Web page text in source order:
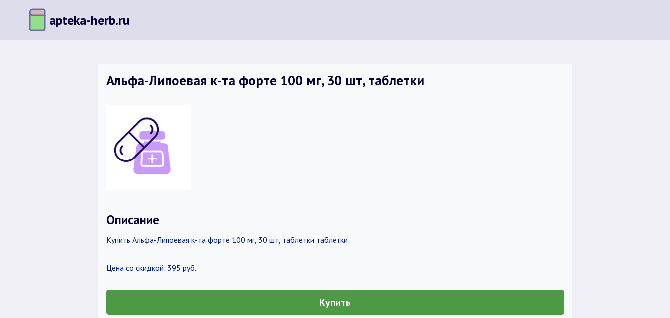
содержимому
apteka-herb.ru
Альфа-Липоевая к-та форте 100 мг, 30 шт, таблетки
Описание
Купить Альфа-Липоевая к-та форте 100 мг, 30 шт, таблетки таблетки
Цена со скидкой: 395 руб.
Купить